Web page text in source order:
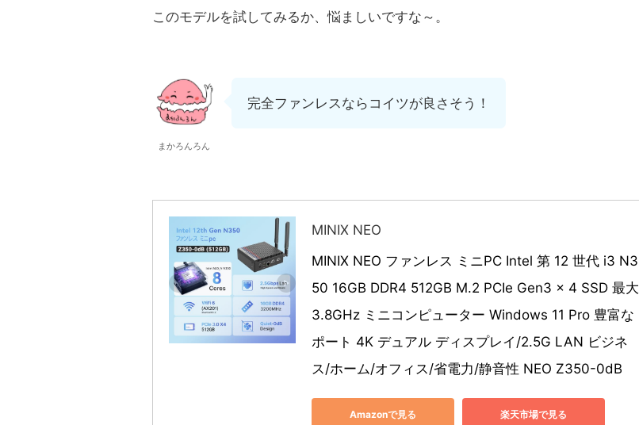
このモデルを試してみるか、悩ましいですな～。
まかろんろん
完全ファンレスならコイツが良さそう！
MINIX NEO
MINIX NEO ファンレス ミニPC Intel 第 12 世代 i3 N3
50 16GB DDR4 512GB M.2 PCIe Gen3 x 4 SSD 最大
3.8GHz ミニコンピューター Windows 11 Pro 豊富な
ポート 4K デュアル ディスプレイ/2.5G LAN ビジネ
ス/ホーム/オフィス/省電力/静音性 NEO Z350-0dB
Amazonで見る 楽天市場で見る